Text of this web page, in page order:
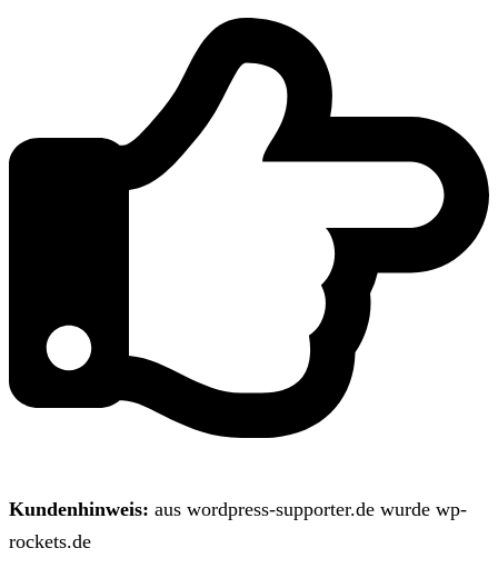
Kundenhinweis: aus wordpress-supporter.de wurde wp-
rockets.de